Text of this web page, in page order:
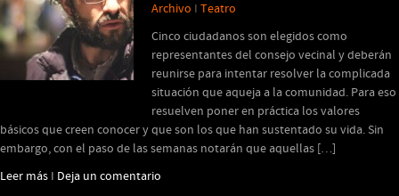
Archivo I Teatro
Cinco ciudadanos son elegidos como
representantes del consejo vecinal y deberán
reunirse para intentar resolver la complicada
situación que aqueja a la comunidad. Para eso
resuelven poner en práctica los valores
básicos que creen conocer y que son los que han sustentado su vida. Sin
embargo, con el paso de las semanas notarán que aquellas […]
Leer más I Deja un comentario